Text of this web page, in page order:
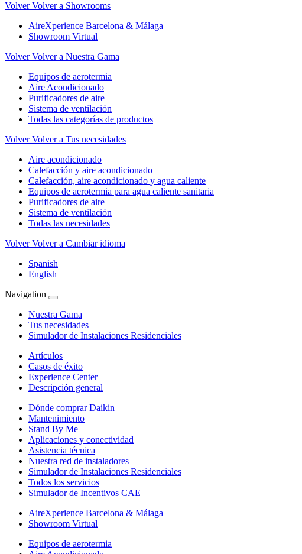
Volver Volver a Showrooms
AireXperience Barcelona & Málaga
Showroom Virtual
Volver Volver a Nuestra Gama
Equipos de aerotermia
Aire Acondicionado
Purificadores de aire
Sistema de ventilación
Todas las categorías de productos
Volver Volver a Tus necesidades
Aire acondicionado
Calefacción y aire acondicionado
Calefacción, aire acondicionado y agua caliente
Equipos de aerotermia para agua caliente sanitaria
Purificadores de aire
Sistema de ventilación
Todas las necesidades
Volver Volver a Cambiar idioma
Spanish
English
Navigation
Nuestra Gama
Tus necesidades
Simulador de Instalaciones Residenciales
Artículos
Casos de éxito
Experience Center
Descripción general
Dónde comprar Daikin
Mantenimiento
Stand By Me
Aplicaciones y conectividad
Asistencia técnica
Nuestra red de instaladores
Simulador de Instalaciones Residenciales
Todos los servicios
Simulador de Incentivos CAE
AireXperience Barcelona & Málaga
Showroom Virtual
Equipos de aerotermia